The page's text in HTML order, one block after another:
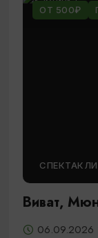
ОТ 500₽
СПЕКТАКЛИ
Виват,
06.09.2026